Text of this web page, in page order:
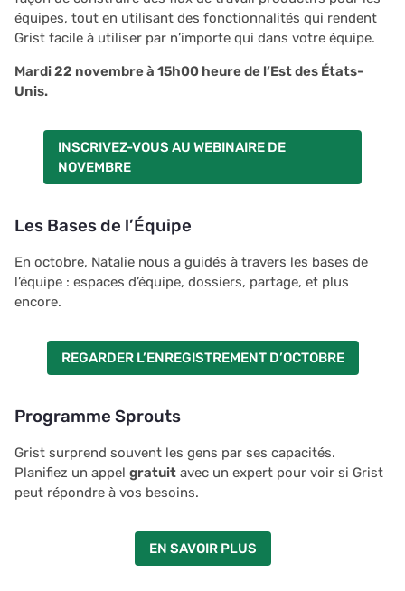
équipes, tout en utilisant des fonctionnalités qui rendent
Grist facile à utiliser par n’importe qui dans votre équipe.
Mardi 22 novembre à 15h00 heure de l’Est des États-
Unis.
INSCRIVEZ-VOUS AU WEBINAIRE DE
NOVEMBRE
Les Bases de l’Équipe
En octobre, Natalie nous a guidés à travers les bases de
l’équipe : espaces d’équipe, dossiers, partage, et plus
encore.
REGARDER L’ENREGISTREMENT D’OCTOBRE
Programme Sprouts
Grist surprend souvent les gens par ses capacités.
Planifiez un appel gratuit avec un expert pour voir si Grist
peut répondre à vos besoins.
EN SAVOIR PLUS